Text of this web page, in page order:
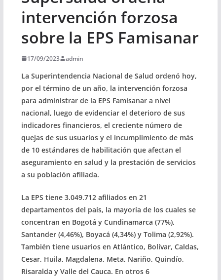
intervención forzosa
sobre la EPS Famisanar
17/09/2023 admin
La Superintendencia Nacional de Salud ordenó hoy,
por el término de un año, la intervención forzosa
para administrar de la EPS Famisanar a nivel
nacional, luego de evidenciar el deterioro de sus
indicadores financieros, el creciente número de
quejas de sus usuarios y el incumplimiento de más
de 10 estándares de habilitación que afectan el
aseguramiento en salud y la prestación de servicios
a su población afiliada.
La EPS tiene 3.049.712 afiliados en 21
departamentos del país, la mayoría de los cuales se
concentran en Bogotá y Cundinamarca (77%),
Santander (4,46%), Boyacá (4,34%) y Tolima (2,92%).
También tiene usuarios en Atlántico, Bolívar, Caldas,
Cesar, Huila, Magdalena, Meta, Nariño, Quindío,
Risaralda y Valle del Cauca. En otros 6